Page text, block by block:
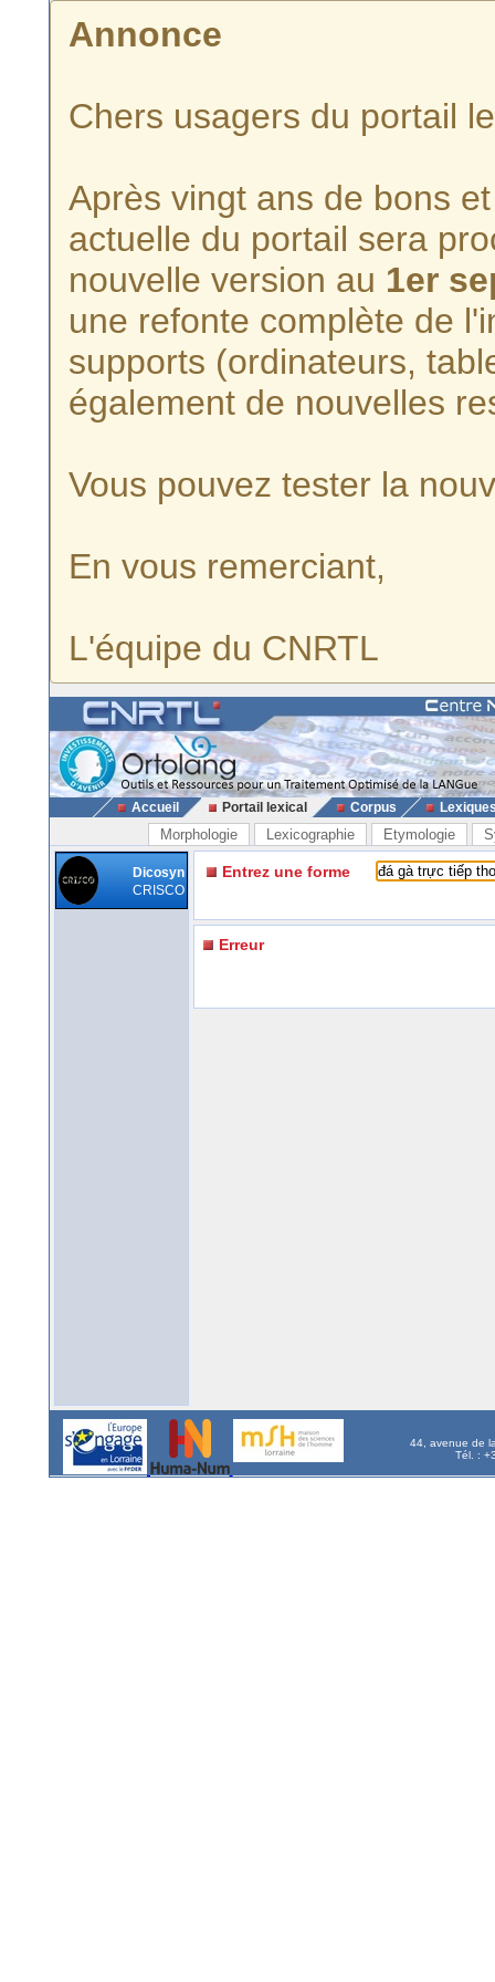
Annonce
Chers usagers du portail
Après vingt ans de bons
actuelle du portail sera
nouvelle version au 1er
une refonte complète de
supports (ordinateurs,
également de nouvelles
Vous pouvez tester la
En vous remerciant,
L'équipe du CNRTL
Accueil Portail lexical Corpus
Morphologie Lexicographie Etymologie
Dicosyn
CRISCO
Entrez une forme
Erreur
44, avenue de
Tél. :